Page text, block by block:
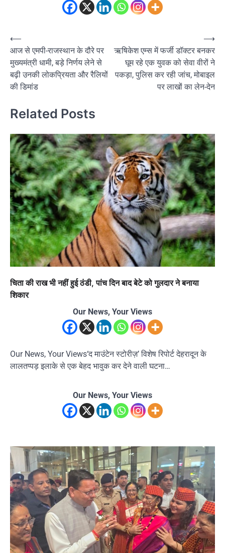
Post
navigation
⟵
आज से एमपी-राजस्थान के दौरे पर
मुख्यमंत्री धामी, बड़े निर्णय लेने से
बढ़ी उनकी लोकप्रियता और रैलियों
की डिमांड
ऋषिकेश एम्स में फर्जी डॉक्टर बनकर
घूम रहे एक युवक को सेवा वीरों ने
पकड़ा, पुलिस कर रही जांच, मोबाइल
पर लाखों का लेन-देन
⟶
Related Posts
चिता की राख भी नहीं हुई ठंडी, पांच दिन बाद बेटे को गुलदार ने बनाया
शिकार
Our News, Your Views
Our News, Your Views‘द माउंटेन स्टोरीज़’ विशेष रिपोर्ट देहरादून के
लालतप्पड़ इलाके से एक बेहद भावुक कर देने वाली घटना…
Our News, Your Views